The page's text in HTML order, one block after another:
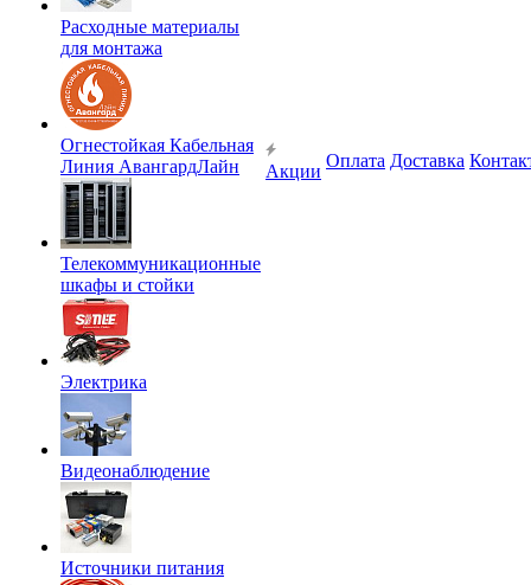
Расходные материалы
для монтажа
Огнестойкая Кабельная
Линия АвангардЛайн
Телекоммуникационные
шкафы и стойки
Электрика
Видеонаблюдение
Источники питания
Акции
Оплата Доставка